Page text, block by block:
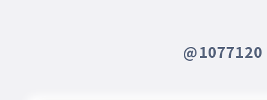
@1077120